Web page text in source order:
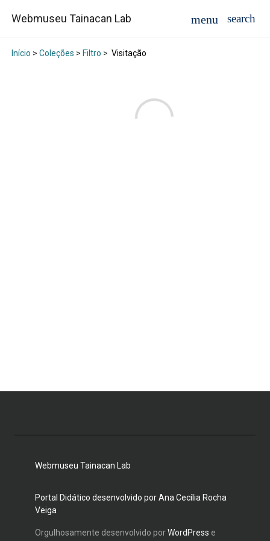
Webmuseu Tainacan Lab
Início > Coleções > Filtro > Visitação
Webmuseu Tainacan Lab
Portal Didático desenvolvido por Ana Cecília Rocha
Veiga
Orgulhosamente desenvolvido porWordPress e